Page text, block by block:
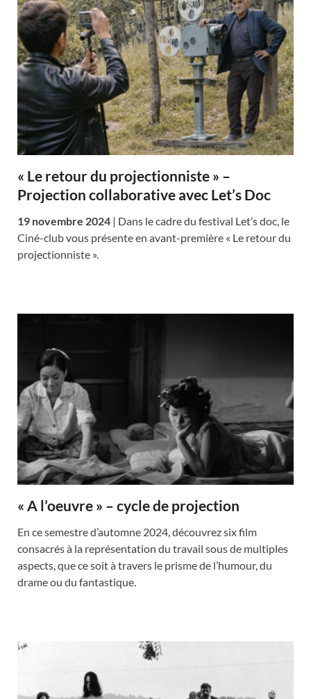
« Le retour du projectionniste » –
Projection collaborative avec Let’s Doc
19 novembre 2024 | Dans le cadre du festival Let’s doc, le
Ciné-club vous présente en avant-première « Le retour du
projectionniste ».
« A l’oeuvre » – cycle de projection
En ce semestre d’automne 2024, découvrez six film
consacrés à la représentation du travail sous de multiples
aspects, que ce soit à travers le prisme de l’humour, du
drame ou du fantastique.